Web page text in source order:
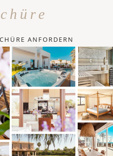
ANFORDERN